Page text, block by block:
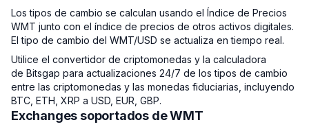
Los tipos de cambio se calculan usando el Índice de Precios
WMT junto con el índice de precios de otros activos digitales.
El tipo de cambio del WMT/USD se actualiza en tiempo real.
Utilice el convertidor de criptomonedas y la calculadora
de Bitsgap para actualizaciones 24/7 de los tipos de cambio
entre las criptomonedas y las monedas fiduciarias, incluyendo
BTC, ETH, XRP a USD, EUR, GBP.
Exchanges soportados de WMT